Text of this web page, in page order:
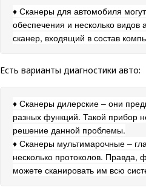
♦ Сканеры для автомобиля
обеспечения и несколько
сканер, входящий в состав
Есть варианты диагностики авто:
♦ Сканеры дилерские – они
разных функций. Такой прибор
решение данной проблемы.
♦ Сканеры мультимарочные –
несколько протоколов.
можете сканировать им всю